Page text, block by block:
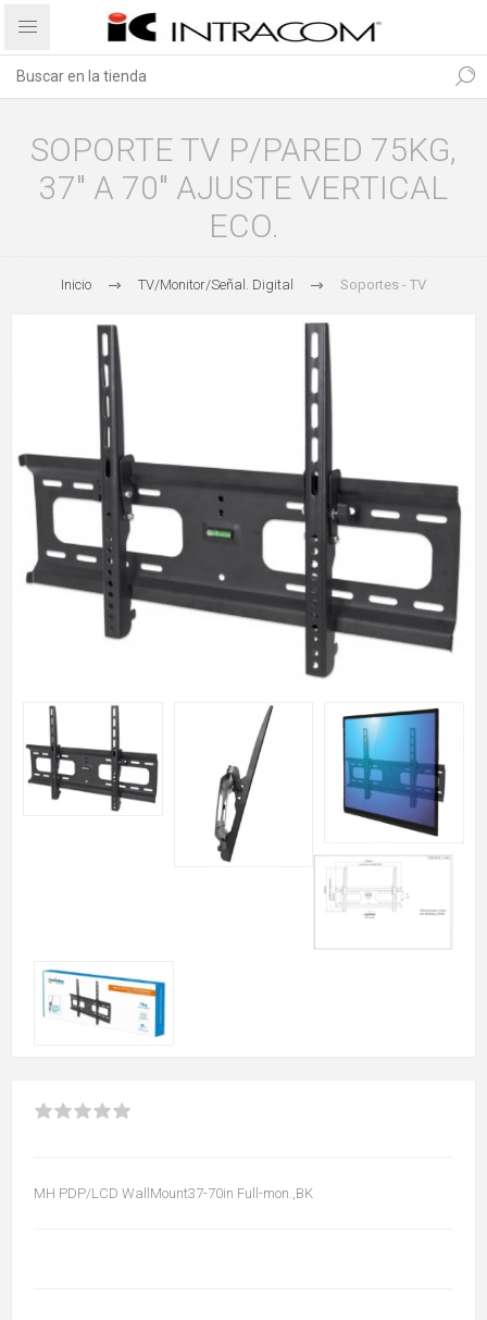
SOPORTE TV P/PARED 75KG,
37" A 70" AJUSTE VERTICAL
ECO.
Inicio TV/Monitor/Señal. Digital Soportes - TV
MH PDP/LCD WallMount37-70in Full-mon.,BK